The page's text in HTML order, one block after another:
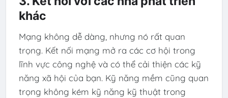
khác
Mạng không dễ dàng, nhưng nó rất quan
trọng. Kết nối mạng mở ra các cơ hội trong
lĩnh vực công nghệ và có thể cải thiện các kỹ
năng xã hội của bạn. Kỹ năng mềm cũng quan
trọng không kém kỹ năng kỹ thuật trong